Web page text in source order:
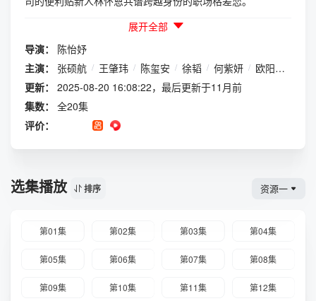
展开全部
导演：
陈怡妤
主演：
张硕航 / 王肇玮 / 陈玺安 / 徐韬 / 何紫妍 / 欧阳伦
更新：
2025-08-20 16:08:22，最后更新于11月前
集数：
全20集
评价：
选集播放 排序 资源一
第01集 第02集 第03集 第04集
第05集 第06集 第07集 第08集
第09集 第10集 第11集 第12集